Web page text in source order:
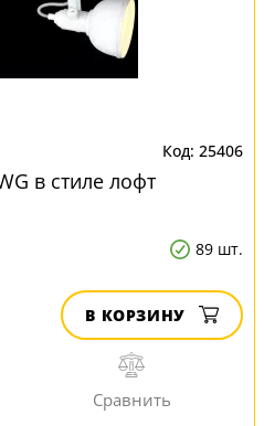
25406
в стиле лофт
89 шт.
В КОРЗИНУ